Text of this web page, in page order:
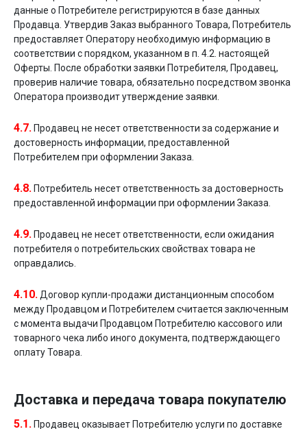
данные о Потребителе регистрируются в базе данных
Продавца. Утвердив Заказ выбранного Товара, Потребитель
предоставляет Оператору необходимую информацию в
соответствии с порядком, указанном в п. 4.2. настоящей
Оферты. После обработки заявки Потребителя, Продавец,
проверив наличие товара, обязательно посредством звонка
Оператора производит утверждение заявки.
4.7. Продавец не несет ответственности за содержание и
достоверность информации, предоставленной
Потребителем при оформлении Заказа.
4.8. Потребитель несет ответственность за достоверность
предоставленной информации при оформлении Заказа.
4.9. Продавец не несет ответственности, если ожидания
потребителя о потребительских свойствах товара не
оправдались.
4.10. Договор купли-продажи дистанционным способом
между Продавцом и Потребителем считается заключенным
с момента выдачи Продавцом Потребителю кассового или
товарного чека либо иного документа, подтверждающего
оплату Товара.
Доставка и передача товара покупателю
5.1. Продавец оказывает Потребителю услуги по доставке